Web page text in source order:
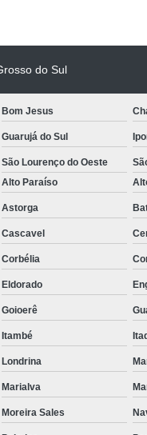
do Sul
Bom Jesus
Guarujá do Sul
São Lourenço do Oeste
Alto Paraíso
Astorga
Cascavel
Corbélia
Eldorado
Goioerê
Itambé
Londrina
Marialva
Moreira Sales